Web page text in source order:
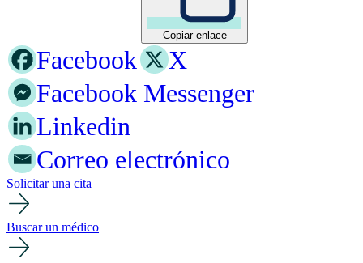
Copiar enlace
Facebook
X
Facebook Messenger
Linkedin
Correo electrónico
Solicitar una cita
Buscar un médico